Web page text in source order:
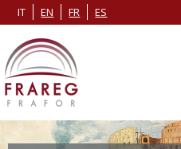
IT EN FR ES